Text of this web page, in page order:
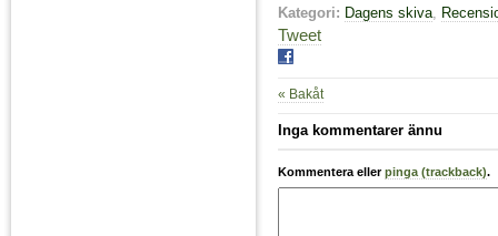
Kategori: Dagens skiva
Tweet
« Bakåt
Inga kommentarer ännu
Kommentera ellerpinga (trackback).